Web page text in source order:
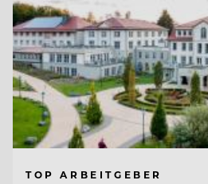
TOP ARBEITGEBER